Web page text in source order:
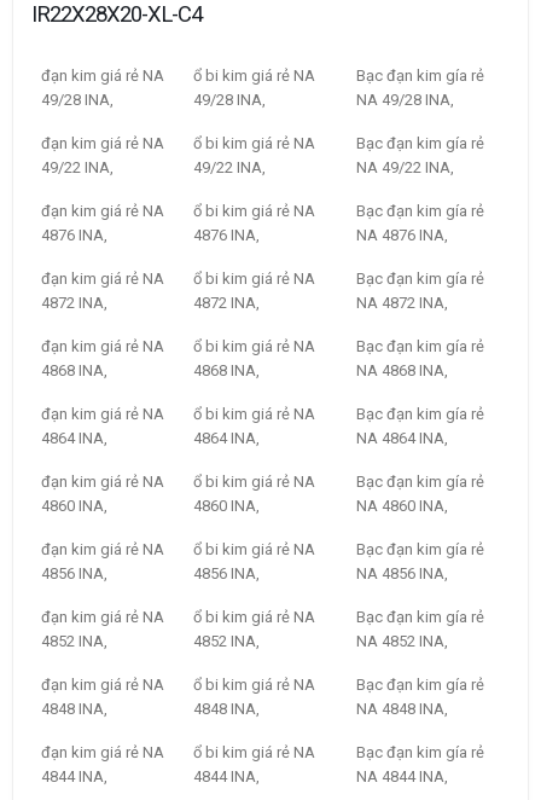
IR22X28X20-XL-C4
đạn kim giá rẻ NA
49/28 INA,
ổ bi kim giá rẻ NA
49/28 INA,
Bạc đạn kim gía rẻ
NA 49/28 INA,
đạn kim giá rẻ NA
49/22 INA,
ổ bi kim giá rẻ NA
49/22 INA,
Bạc đạn kim gía rẻ
NA 49/22 INA,
đạn kim giá rẻ NA
4876 INA,
ổ bi kim giá rẻ NA
4876 INA,
Bạc đạn kim gía rẻ
NA 4876 INA,
đạn kim giá rẻ NA
4872 INA,
ổ bi kim giá rẻ NA
4872 INA,
Bạc đạn kim gía rẻ
NA 4872 INA,
đạn kim giá rẻ NA
4868 INA,
ổ bi kim giá rẻ NA
4868 INA,
Bạc đạn kim gía rẻ
NA 4868 INA,
đạn kim giá rẻ NA
4864 INA,
ổ bi kim giá rẻ NA
4864 INA,
Bạc đạn kim gía rẻ
NA 4864 INA,
đạn kim giá rẻ NA
4860 INA,
ổ bi kim giá rẻ NA
4860 INA,
Bạc đạn kim gía rẻ
NA 4860 INA,
đạn kim giá rẻ NA
4856 INA,
ổ bi kim giá rẻ NA
4856 INA,
Bạc đạn kim gía rẻ
NA 4856 INA,
đạn kim giá rẻ NA
4852 INA,
ổ bi kim giá rẻ NA
4852 INA,
Bạc đạn kim gía rẻ
NA 4852 INA,
đạn kim giá rẻ NA
4848 INA,
ổ bi kim giá rẻ NA
4848 INA,
Bạc đạn kim gía rẻ
NA 4848 INA,
đạn kim giá rẻ NA
4844 INA,
ổ bi kim giá rẻ NA
4844 INA,
Bạc đạn kim gía rẻ
NA 4844 INA,